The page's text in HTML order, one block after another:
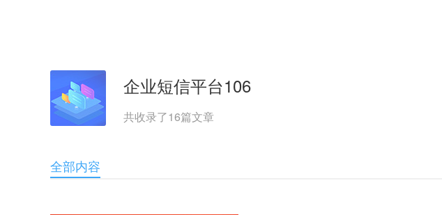
企业短信平台106
共收录了16篇文章
全部内容